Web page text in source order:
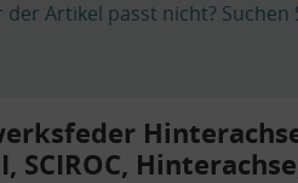
Artikel passt nicht?
SCIROC,